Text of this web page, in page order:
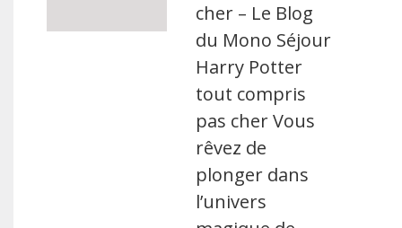
cher – Le Blog
du Mono Séjour
Harry Potter
tout compris
pas cher Vous
rêvez de
plonger dans
l’univers